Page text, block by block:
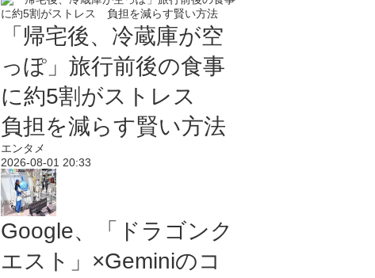
「帰宅後、冷蔵庫が空
っぽ」旅行前後の食事
に約5割がストレス
負担を減らす賢い方法
エンタメ
2026-08-01 20:33
Google、「ドラゴンク
エスト」×Geminiのコ